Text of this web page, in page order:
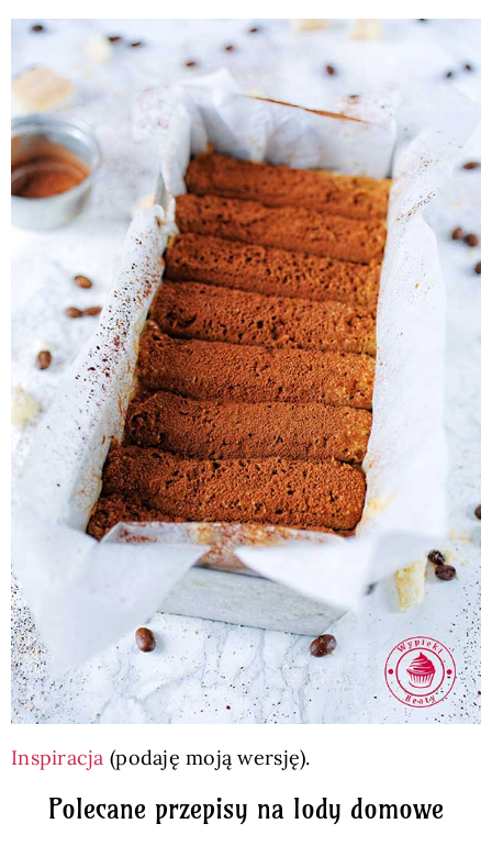
Inspiracja (podaję moją wersję).
Polecane przepisy na lody domowe